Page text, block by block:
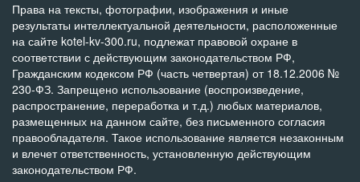
Права на тексты, фотографии, изображения и иные
результаты интеллектуальной деятельности, расположенные
на сайте kotel-kv-300.ru, подлежат правовой охране в
соответствии с действующим законодательством РФ,
Гражданским кодексом РФ (часть четвертая) от 18.12.2006 №
230-ФЗ. Запрещено использование (воспроизведение,
распространение, переработка и т.д.) любых материалов,
размещенных на данном сайте, без письменного согласия
правообладателя. Такое использование является незаконным
и влечет ответственность, установленную действующим
законодательством РФ.